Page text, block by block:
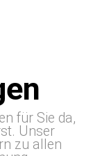
für Sie da,
Unser
zu allen